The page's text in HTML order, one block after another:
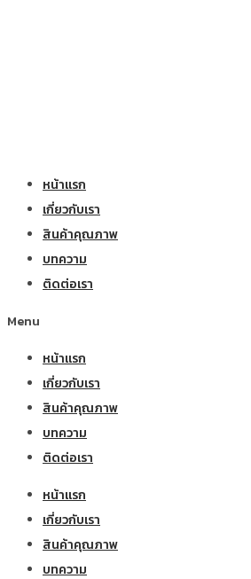
หน้าแรก
เกี่ยวกับเรา
สินค้าคุณภาพ
บทความ
ติดต่อเรา
Menu
หน้าแรก
เกี่ยวกับเรา
สินค้าคุณภาพ
บทความ
ติดต่อเรา
หน้าแรก
เกี่ยวกับเรา
สินค้าคุณภาพ
บทความ